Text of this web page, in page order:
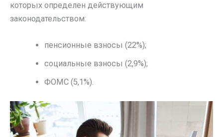
которых определен действующим
законодательством:
пенсионные взносы (22%);
социальные взносы (2,9%);
ФОМС (5,1%).